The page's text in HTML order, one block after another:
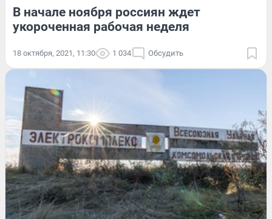
В начале ноября россиян ждет
укороченная рабочая неделя
18 октября, 2021, 11:30 1 034 Обсудить